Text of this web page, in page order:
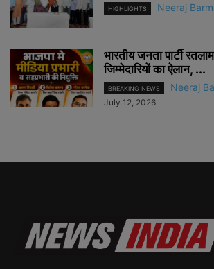
HIGHLIGHTS Neeraj
भारतीय जनता पार्टी
जिम्मेदारियों का ऐलान, ...
BREAKING NEWS Neeraj
July 12, 2026